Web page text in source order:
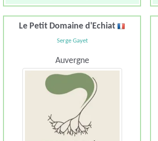
Le Petit Domaine d'Echiat
Serge Gayet
Auvergne